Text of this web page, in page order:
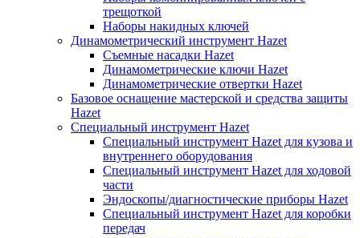
трещоткой
Наборы накидных ключей
Динамометрический инструмент Hazet
Съемные насадки Hazet
Динамометрические ключи Hazet
Динамометрические отвертки Hazet
Базовое оснащение мастерской и средства защиты
Hazet
Специальный инструмент Hazet
Специальный инструмент Hazet для кузова и
внутреннего оборудования
Специальный инструмент Hazet для ходовой
части
Эндоскопы/диагностические приборы Hazet
Специальный инструмент Hazet для коробки
передач